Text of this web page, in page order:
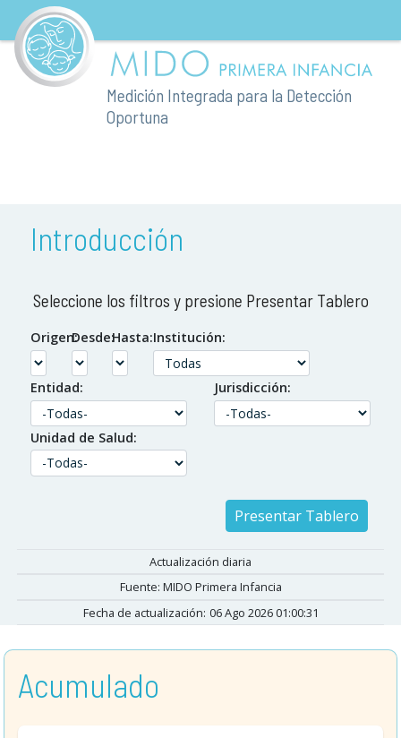
Medición Integrada para la Detección
Oportuna
Introducción
Seleccione los filtros y presione Presentar Tablero
Origen:Desde:Hasta:Institución:
Entidad: Jurisdicción:
Unidad de Salud:
Actualización diaria
Fuente: MIDO Primera Infancia
Fecha de actualización: 06 Ago 2026 01:00:31
Acumulado